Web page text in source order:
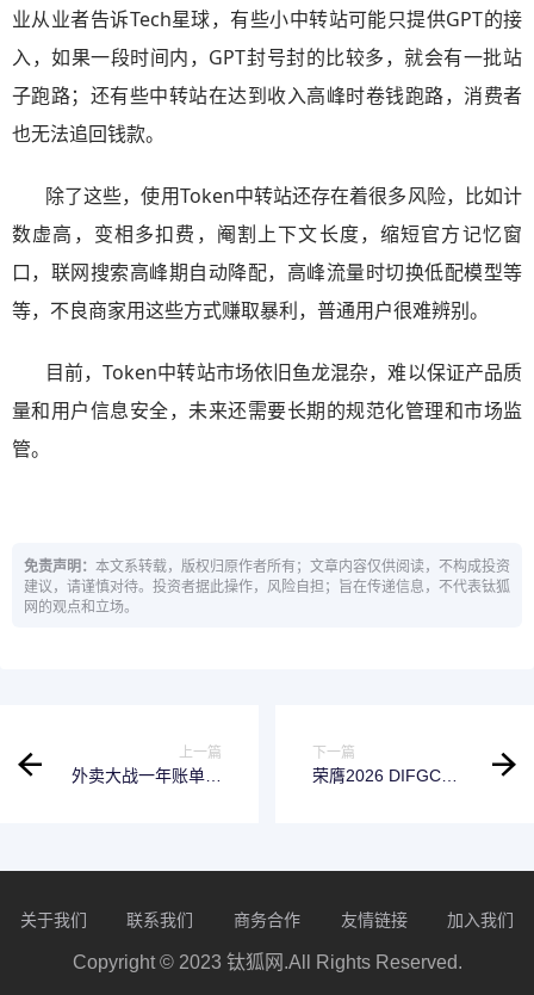
业从业者告诉Tech星球，有些小中转站可能只提供GPT的接
入，如果一段时间内，GPT封号封的比较多，就会有一批站
子跑路；还有些中转站在达到收入高峰时卷钱跑路，消费者
也无法追回钱款。
除了这些，使用Token中转站还存在着很多风险，比如计
数虚高，变相多扣费，阉割上下文长度，缩短官方记忆窗
口，联网搜索高峰期自动降配，高峰流量时切换低配模型等
等，不良商家用这些方式赚取暴利，普通用户很难辨别。
目前，Token中转站市场依旧鱼龙混杂，难以保证产品质
量和用户信息安全，未来还需要长期的规范化管理和市场监
管。
免责声明： 本文系转载，版权归原作者所有；文章内容仅供阅读，不构成投资
建议，请谨慎对待。投资者据此操作，风险自担；旨在传递信息，不代表钛狐
网的观点和立场。
上一篇
外卖大战一年账单：
下一篇
荣膺2026 DIFGC敏
关于我们 联系我们 商务合作 友情链接 加入我们
Copyright © 2023 钛狐网.All Rights Reserved.